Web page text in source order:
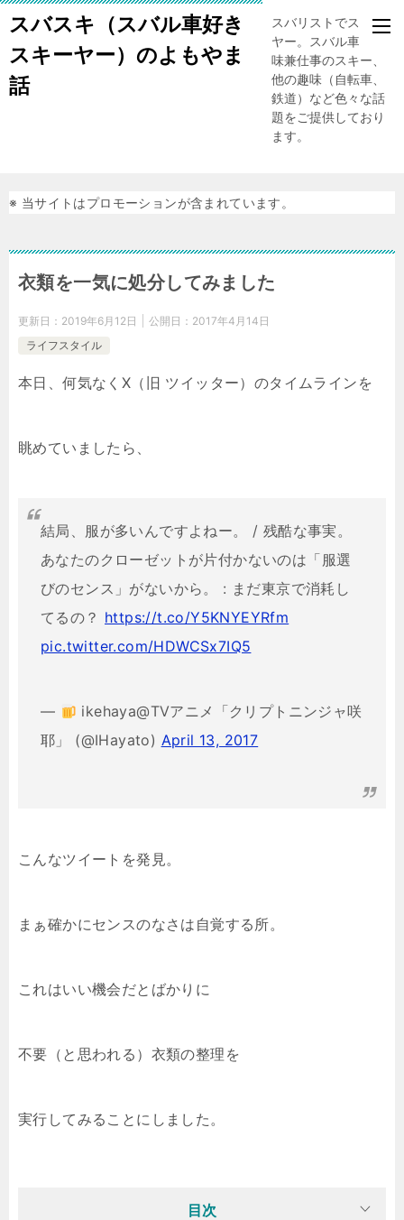
スバスキ（スバル車好き
スキーヤー）のよもやま
話
スバリストでスキー
ヤー。スバル車、趣
味兼仕事のスキー、
他の趣味（自転車、
鉄道）など色々な話
題をご提供しており
ます。
※ 当サイトはプロモーションが含まれています。
衣類を一気に処分してみました
更新日： 2019年6月12日 公開日： 2017年4月14日
ライフスタイル
本日、何気なくX（旧 ツイッター）のタイムラインを
眺めていましたら、
結局、服が多いんですよねー。 / 残酷な事実。
あなたのクローゼットが片付かないのは「服選
びのセンス」がないから。 : まだ東京で消耗し
てるの？ https://t.co/Y5KNYEYRfm
pic.twitter.com/HDWCSx7IQ5
—
ikehaya@TVアニメ「クリプトニンジャ咲
耶」 (@IHayato) April 13, 2017
こんなツイートを発見。
まぁ確かにセンスのなさは自覚する所。
これはいい機会だとばかりに
不要（と思われる）衣類の整理を
実行してみることにしました。
目次